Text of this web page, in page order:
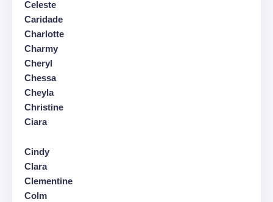
Celeste
Caridade
Charlotte
Charmy
Cheryl
Chessa
Cheyla
Christine
Ciara
Cindy
Clara
Clementine
Colm